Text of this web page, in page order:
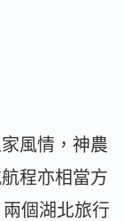
風情，神農
程亦相當方
個湖北旅行